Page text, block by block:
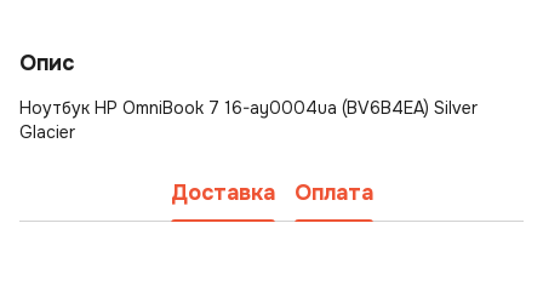
Опис
Ноутбук HP OmniBook 7 16-ay0004ua (BV6B4EA) Silver
Glacier
Доставка Оплата